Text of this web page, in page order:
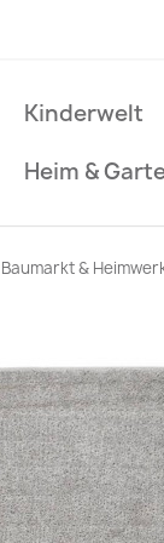
Kinderwelt
Heim &
Baumarkt &